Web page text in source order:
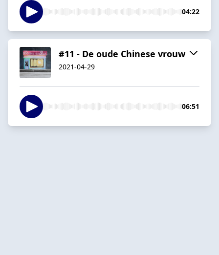
04:22
#11 - De oude Chinese vrouw
2021-04-29
06:51